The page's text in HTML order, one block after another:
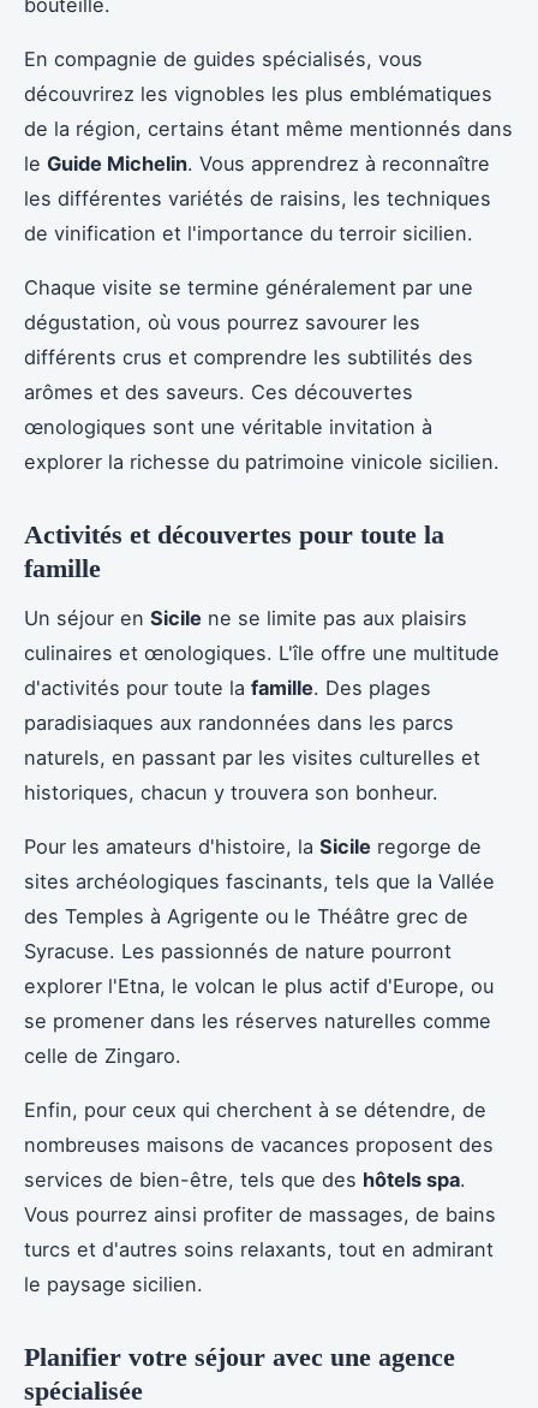
En compagnie de guides spécialisés, vous
découvrirez les vignobles les plus emblématiques
de la région, certains étant même mentionnés dans
le Guide Michelin. Vous apprendrez à reconnaître
les différentes variétés de raisins, les techniques
de vinification et l'importance du terroir sicilien.
Chaque visite se termine généralement par une
dégustation, où vous pourrez savourer les
différents crus et comprendre les subtilités des
arômes et des saveurs. Ces découvertes
œnologiques sont une véritable invitation à
explorer la richesse du patrimoine vinicole sicilien.
Activités et découvertes pour toute la
famille
Un séjour en Sicile ne se limite pas aux plaisirs
culinaires et œnologiques. L'île offre une multitude
d'activités pour toute la famille. Des plages
paradisiaques aux randonnées dans les parcs
naturels, en passant par les visites culturelles et
historiques, chacun y trouvera son bonheur.
Pour les amateurs d'histoire, la Sicile regorge de
sites archéologiques fascinants, tels que la Vallée
des Temples à Agrigente ou le Théâtre grec de
Syracuse. Les passionnés de nature pourront
explorer l'Etna, le volcan le plus actif d'Europe, ou
se promener dans les réserves naturelles comme
celle de Zingaro.
Enfin, pour ceux qui cherchent à se détendre, de
nombreuses maisons de vacances proposent des
services de bien-être, tels que des hôtels spa.
Vous pourrez ainsi profiter de massages, de bains
turcs et d'autres soins relaxants, tout en admirant
le paysage sicilien.
Planifier votre séjour avec une agence
spécialisée